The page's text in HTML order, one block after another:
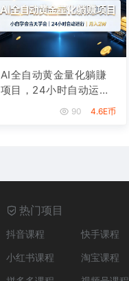
AI全自动黄金量化躺賺
项目，24小时自动运
行，月入2W！ 90 4.6E币
热门项目
抖音课程
快手课程
小红书课程
淘宝课程